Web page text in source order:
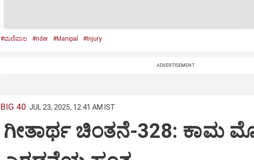
#ಮಣಿಪಾಲ #rider #Manipal #Injury
ADVERTISEMENT
BIG 40 JUL 23, 2025, 12:41 AM IST
ಗೀತಾರ್ಥ ಚಿಂತನೆ-328: ಕಾಮ